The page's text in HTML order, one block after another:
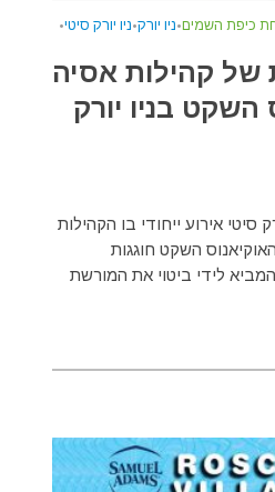
כיפת השמים•ניו יורק•ניו יורק סיטי•
קהילות אסיה
השקט בניו יורק
סיטי אירוע ייחודי בו הקהילות
האוקיאנוס השקט חוגגות
לידי ביטוי את המורשת